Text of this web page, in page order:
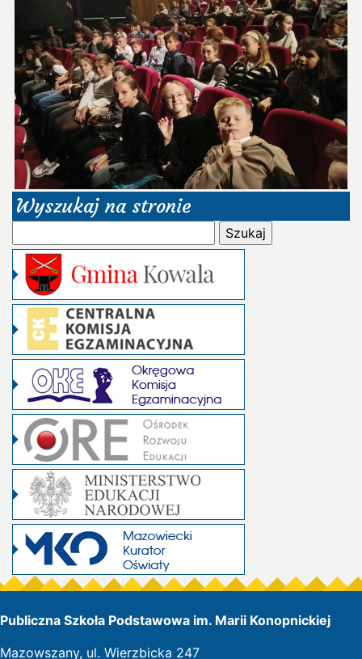
Wyszukaj na stronie
Publiczna Szkoła Podstawowa im. Marii Konopnickiej
Mazowszany, ul. Wierzbicka 247